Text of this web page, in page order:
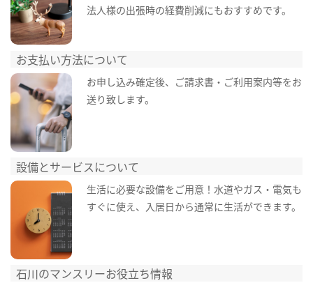
法人様の出張時の経費削減にもおすすめです。
お支払い方法について
お申し込み確定後、ご請求書・ご利用案内等をお
送り致します。
設備とサービスについて
生活に必要な設備をご用意！水道やガス・電気も
すぐに使え、入居日から通常に生活ができます。
石川のマンスリーお役立ち情報